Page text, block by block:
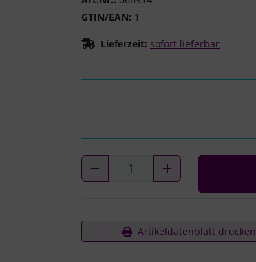
GTIN/EAN: 1
Lieferzeit: sofort lieferbar
Artikeldatenblatt drucken